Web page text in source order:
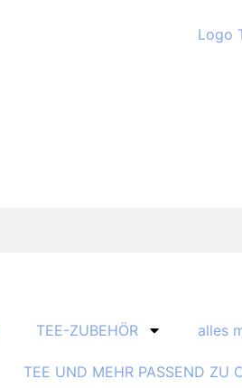
TEE-ZUBEHÖR alles
TEE UND MEHR PASSEND ZU